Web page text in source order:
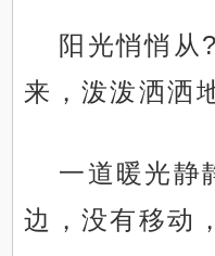
阳光悄悄从
来，泼泼洒洒
一道暖光静
边，没有移动